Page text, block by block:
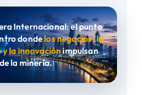
Internacional: el punto
dondelos negocios, la
y la innovaciónimpulsan
la minería.